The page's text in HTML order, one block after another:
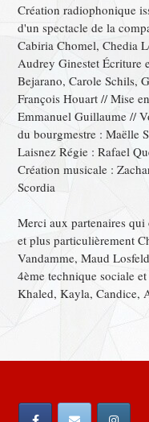
Création radiophonique
d'un spectacle de la
Cabiria Chomel, Chedia
Audrey Ginestet Écriture
Bejarano, Carole Schils,
François Houart // Mise
Emmanuel Guillaume //
du bourgmestre : Maëlle
Laisnez Régie : Rafael
Création musicale :
Scordia
Merci aux partenaires
et plus particulièrement
Vandamme, Maud
4ème technique sociale
Khaled, Kayla, Candice,